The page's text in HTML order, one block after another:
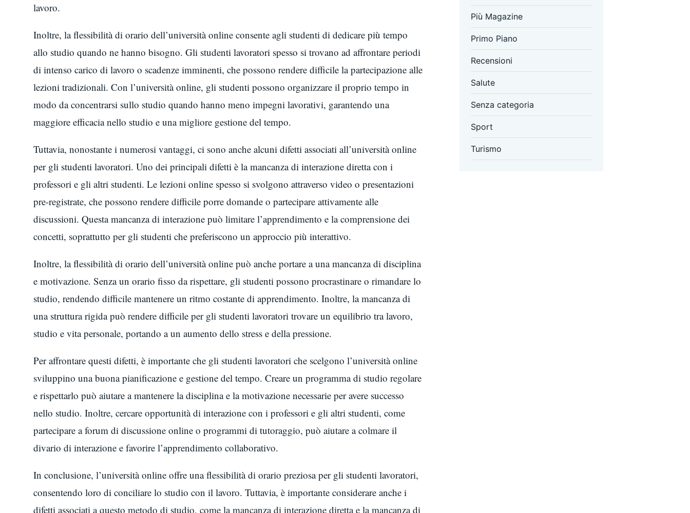
lavoro.
Inoltre, la flessibilità di orario dell’università online consente agli studenti di dedicare più tempo
allo studio quando ne hanno bisogno. Gli studenti lavoratori spesso si trovano ad affrontare periodi
di intenso carico di lavoro o scadenze imminenti, che possono rendere difficile la partecipazione alle
lezioni tradizionali. Con l’università online, gli studenti possono organizzare il proprio tempo in
modo da concentrarsi sullo studio quando hanno meno impegni lavorativi, garantendo una
maggiore efficacia nello studio e una migliore gestione del tempo.
Tuttavia, nonostante i numerosi vantaggi, ci sono anche alcuni difetti associati all’università online
per gli studenti lavoratori. Uno dei principali difetti è la mancanza di interazione diretta con i
professori e gli altri studenti. Le lezioni online spesso si svolgono attraverso video o presentazioni
pre-registrate, che possono rendere difficile porre domande o partecipare attivamente alle
discussioni. Questa mancanza di interazione può limitare l’apprendimento e la comprensione dei
concetti, soprattutto per gli studenti che preferiscono un approccio più interattivo.
Inoltre, la flessibilità di orario dell’università online può anche portare a una mancanza di disciplina
e motivazione. Senza un orario fisso da rispettare, gli studenti possono procrastinare o rimandare lo
studio, rendendo difficile mantenere un ritmo costante di apprendimento. Inoltre, la mancanza di
una struttura rigida può rendere difficile per gli studenti lavoratori trovare un equilibrio tra lavoro,
studio e vita personale, portando a un aumento dello stress e della pressione.
Per affrontare questi difetti, è importante che gli studenti lavoratori che scelgono l’università online
sviluppino una buona pianificazione e gestione del tempo. Creare un programma di studio regolare
e rispettarlo può aiutare a mantenere la disciplina e la motivazione necessarie per avere successo
nello studio. Inoltre, cercare opportunità di interazione con i professori e gli altri studenti, come
partecipare a forum di discussione online o programmi di tutoraggio, può aiutare a colmare il
divario di interazione e favorire l’apprendimento collaborativo.
In conclusione, l’università online offre una flessibilità di orario preziosa per gli studenti lavoratori,
consentendo loro di conciliare lo studio con il lavoro. Tuttavia, è importante considerare anche i
difetti associati a questo metodo di studio, come la mancanza di interazione diretta e la mancanza di
Più Magazine
Primo Piano
Recensioni
Salute
Senza categoria
Sport
Turismo